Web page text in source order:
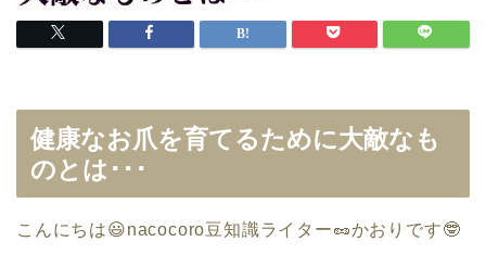
健康なお爪を育てるために大敵なも
のとは･･･
こんにちは😃nacocoro豆知識ライター🥜かおりです🤓